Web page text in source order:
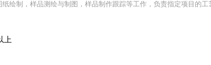
纸绘制，样品测绘与制图，样品制作跟踪等工作，负责指定项目的
上